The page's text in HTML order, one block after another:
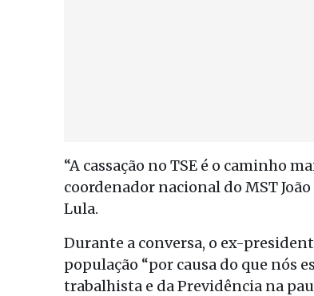
“A cassação no TSE é o caminho
coordenador nacional do MST
Lula.
Durante a conversa, o ex-
população “por causa do que nós
trabalhista e da Previdência na